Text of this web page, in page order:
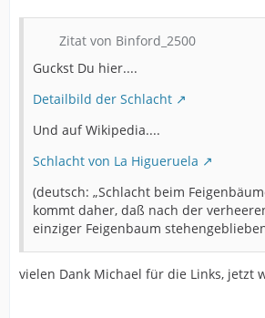
Zitat von Binford_2500
Guckst Du hier....
Detailbild der Schlacht
Und auf Wikipedia....
Schlacht von La Higueruela
(deutsch: „Schlacht beim
kommt daher, daß nach der
einziger Feigenbaum
vielen Dank Michael für die Links, jetzt